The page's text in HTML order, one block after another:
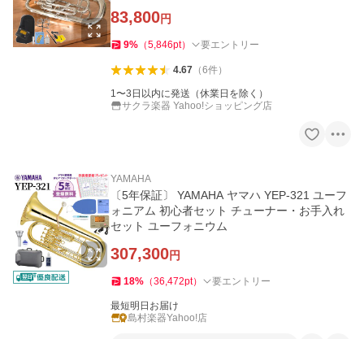
83,800円
9% （5,846pt） 要エントリー
4.67（6件）
1〜3日以内に発送（休業日を除く）
サクラ楽器 Yahoo!ショッピング店
YAMAHA
〔5年保証〕 YAMAHA ヤマハ YEP-321 ユーフ
ォニアム 初心者セット チューナー・お手入れ
セット ユーフォニウム
307,300円
18% （36,472pt） 要エントリー
最短明日お届け
島村楽器Yahoo!店